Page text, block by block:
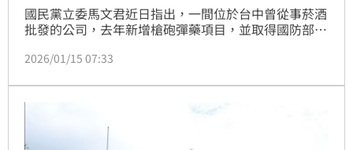
國民黨立委馬文君近日指出，一間位於台中曾從事菸酒
批發的公司，去年新增槍砲彈藥項目，並取得國防部9
部今（15）日回應，子彈有其特殊性，國內廠商目前無
購，以「內購外貨」方式籌獲。
2026/01/15 07:33